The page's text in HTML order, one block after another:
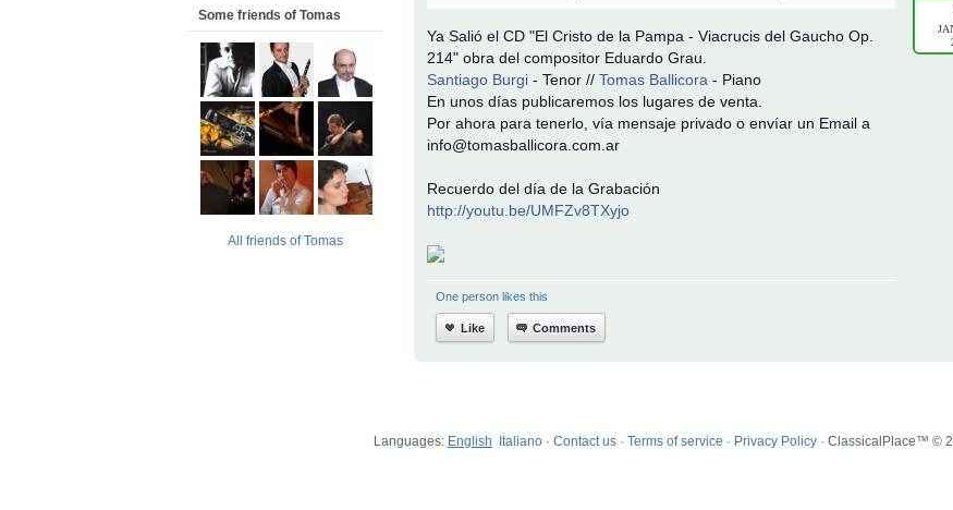
Some friends of Tomas
All friends of Tomas
Ya Salió el CD "El Cristo de la Pampa - Viacrucis del Gaucho Op.
214" obra del compositor Eduardo Grau.
Santiago Burgi - Tenor // Tomas Ballicora - Piano
En unos días publicaremos los lugares de venta.
Por ahora para tenerlo, vía mensaje privado o envíar un Email a
info@tomasballicora.com.ar
Recuerdo del día de la Grabación
http://youtu.be/UMFZv8TXyjo
One person likes this
Like Comments
Languages: English Italiano · Contact us · Terms of service · Privacy Policy · ClassicalPlace™ ©